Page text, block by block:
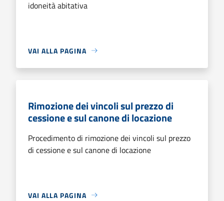
idoneità abitativa
VAI ALLA PAGINA
Rimozione dei vincoli sul prezzo di
cessione e sul canone di locazione
Procedimento di rimozione dei vincoli sul prezzo
di cessione e sul canone di locazione
VAI ALLA PAGINA